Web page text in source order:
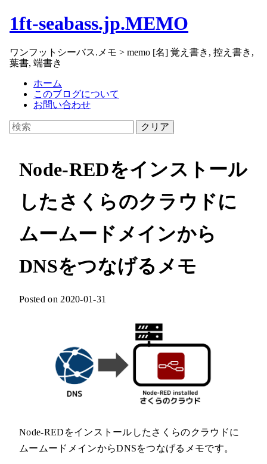
1ft-seabass.jp.MEMO
ワンフットシーバス.メモ > memo [名] 覚え書き, 控え書き,
葉書, 端書き
ホーム
このブログについて
お問い合わせ
クリア
Node-REDをインストール
したさくらのクラウドに
ムームードメインから
DNSをつなげるメモ
Posted on 2020-01-31
Node-REDをインストールしたさくらのクラウドに
ムームードメインからDNSをつなげるメモです。